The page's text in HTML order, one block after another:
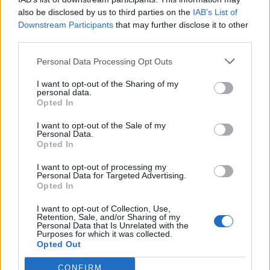
also be disclosed by us to third parties on the IAB’s List of
Downstream Participants that may further disclose it to other
Personal Data Processing Opt Outs
I want to opt-out of the Sharing of my
personal data.
Opted In
I want to opt-out of the Sale of my
Personal Data.
Opted In
I want to opt-out of processing my
Personal Data for Targeted Advertising.
Opted In
I want to opt-out of Collection, Use,
Retention, Sale, and/or Sharing of my
Personal Data that Is Unrelated with the
Purposes for which it was collected.
Opted Out
CONFIRM
genéticas na espécie humana. A adaptação observada,
afirma, ocorre por meio da neuroplasticidade, processo
profunda em um contexto marcado pela abundância de
informações e pela rápida evolução tecnológica. O
potencial cognitivo humano permanece, mas o seu
desenvolvimento depende de como o cérebro é
exercitado no cotidiano”, finalizou Fabiano de Abreu
Agrela Rodrigues.
Ígor Lopes
dias 18 e 26 de julho, no Clube de Ténis do Estoril, em
Cascais, a oeste de Lisboa, assinalando o regresso da
competição ao circuito “ATP Tour” na categoria “ATP
250”, depois de, na edição anterior, ter integrado o
circuito “Challenger”. O francês Luca Van Assche
conquistou o primeiro título ATP da carreira ao
derrotar o belga Alexander Blockx na final, encerrando
uma edição marcada pela elevada competitividade, pela
forte presença de tenistas portugueses e pela projeção
O torneio arrancou com a fase de qualificação, nos dias
18 e 19 de julho, reunindo dezenas de atletas em busca
de um lugar no quadro principal. A cerimónia de
abertura contou com a presença do presidente da
CONTINUAR A LER